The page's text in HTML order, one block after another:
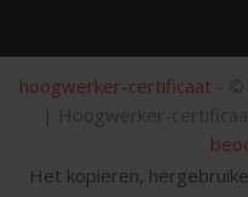
hoogwerker-certificaat - ©
| Hoogwerker-
Het kopiëren,